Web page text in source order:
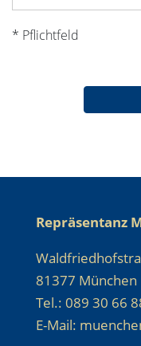
* Pflichtfeld
Repräsentanz
81377 München
Tel.: 089 30 66
E-Mail: